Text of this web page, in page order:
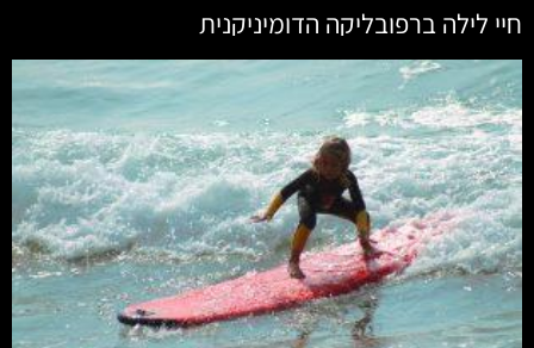
חיי לילה ברפובליקה הדומיניקנית